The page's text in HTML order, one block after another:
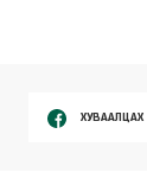
ХУВААЛЦАХ